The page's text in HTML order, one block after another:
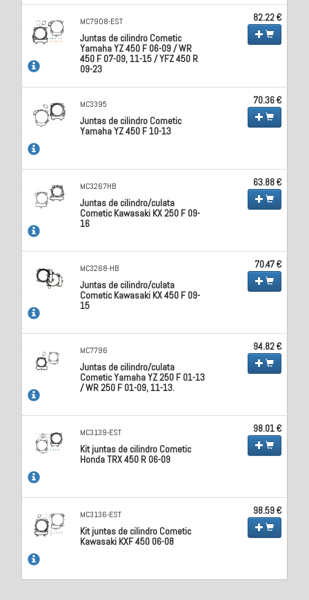
MC7908-EST
Juntas de cilindro Cometic
Yamaha YZ 450 F 06-09 / WR
450 F 07-09, 11-15 / YFZ 450 R
09-23
82.22 €
MC3395
Juntas de cilindro Cometic
Yamaha YZ 450 F 10-13
70.36 €
MC3267HB
Juntas de cilindro/culata
Cometic Kawasaki KX 250 F 09-
16
63.88 €
MC3268-HB
Juntas de cilindro/culata
Cometic Kawasaki KX 450 F 09-
15
70.47 €
MC7796
Juntas de cilindro/culata
Cometic Yamaha YZ 250 F 01-13
/ WR 250 F 01-09, 11-13.
94.82 €
MC3139-EST
Kit juntas de cilindro Cometic
Honda TRX 450 R 06-09
98.01 €
MC3136-EST
Kit juntas de cilindro Cometic
Kawasaki KXF 450 06-08
98.59 €